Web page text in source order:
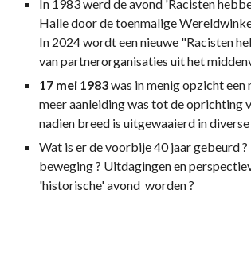
In 1983 werd de avond 'Racisten
Halle door de toenmalige
In 2024 wordt een nieuwe "Racisten
van partnerorganisaties uit het
17 mei 1983was in menig opzicht
meer aanleiding was tot de
nadien breed is uitgewaaierd in
Wat is er de voorbije 40 jaar gebeurd
beweging ? Uitdagingen en
'historische' avond worden ?